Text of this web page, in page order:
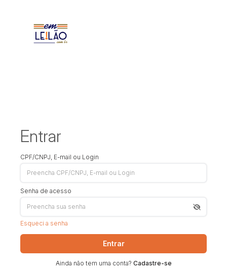
Entrar
CPF/CNPJ, E-mail ou Login
Senha de acesso
Esqueci a senha
Entrar
Ainda não tem uma conta? Cadastre-se